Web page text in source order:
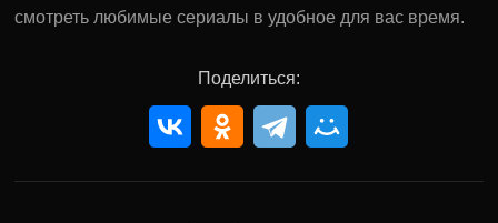
смотреть любимые сериалы в удобное для вас время.
Поделиться: